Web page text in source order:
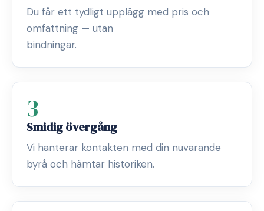
Du får ett tydligt upplägg med pris och
omfattning — utan
bindningar.
3
Smidig övergång
Vi hanterar kontakten med din nuvarande
byrå och hämtar historiken.